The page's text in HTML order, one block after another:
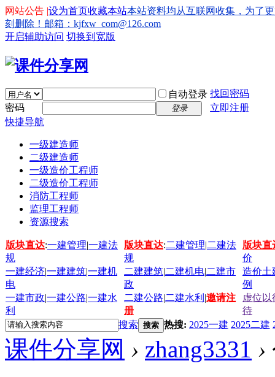
设为首页收藏本站
网站公告 |
本站资料均从互联网收集，为了
刻删除！邮箱：kjfxw_com@126.com
开启辅助访问 切换到宽版
自动登录 找回密码
密码
登录
立即注册
快捷导航
一级建造师
二级建造师
一级造价工程师
二级造价工程师
消防工程师
监理工程师
资源搜索
版块直达:一建管理|一建法
规
版块直达:二建管理|二建法
规
版块直
价
一建经济|一建建筑|一建机
电
二建建筑|二建机电|二建市
政
造价土
例
一建市政|一建公路|一建水
利
二建公路|二建水利 |邀请注
册
虚位以
待
搜索 搜索 热搜: 2025一建 2025二建
课件分享网 › zhang3331 ›